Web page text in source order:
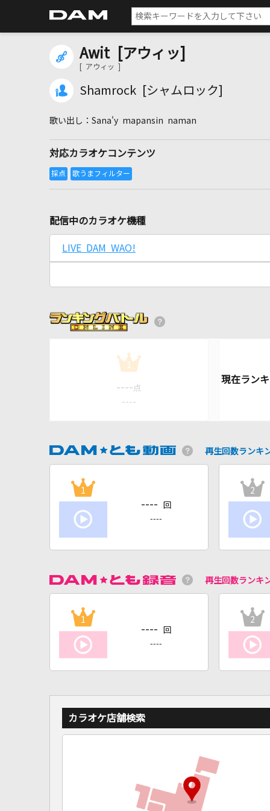
Awit [アウィッ]
[ アウィッ ]
Shamrock [シャムロック]
Sana'y mapansin naman
対応カラオケコンテンツ
配信中のカラオケ機種
LIVE DAM WAO!
1
---- 点
----
再生回数ランキ
1
---- 回
----
2
再生回数ランキ
1
---- 回
----
2
カラオケ店舗検索